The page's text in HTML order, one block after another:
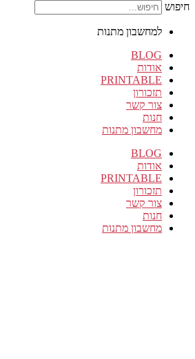
חיפוש
למחשבון מתנות
BLOG
אודות
PRINTABLE
תזכורון
צור קשר
חנות
מחשבון מתנות
BLOG
אודות
PRINTABLE
תזכורון
צור קשר
חנות
מחשבון מתנות